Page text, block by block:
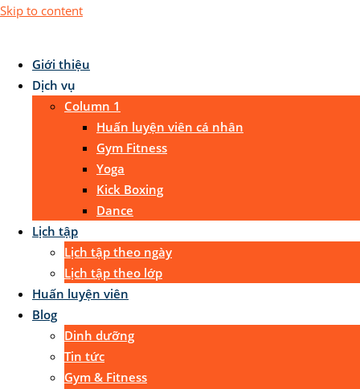
Skip to content
Giới thiệu
Dịch vụ
Column 1
Huấn luyện viên cá nhân
Gym Fitness
Yoga
Kick Boxing
Dance
Lịch tập
Lịch tập theo ngày
Lịch tập theo lớp
Huấn luyện viên
Blog
Dinh dưỡng
Tin tức
Gym & Fitness